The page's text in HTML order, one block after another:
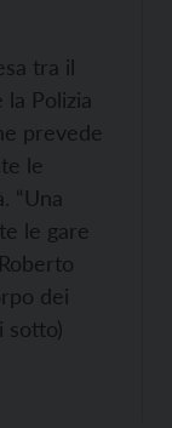
tra il
Polizia
prevede
le
“Una
le gare
dei
sotto)